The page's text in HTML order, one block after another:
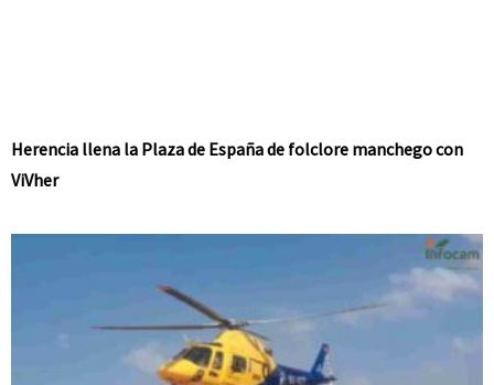
Herencia llena la Plaza de España de folclore manchego con
ViVher